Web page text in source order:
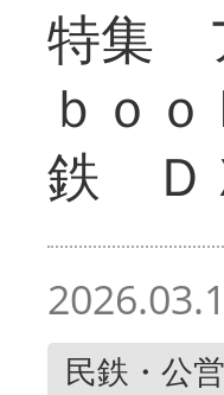
特集
ｂｏ
鉄 Ｄ
民鉄・公